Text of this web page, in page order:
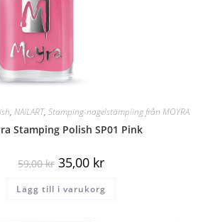
, NAILART, Stamping-nagelstämpling från MOYRA
Stamping Polish SP01 Pink
59,00kr 35,00 kr
Lägg till i varukorg